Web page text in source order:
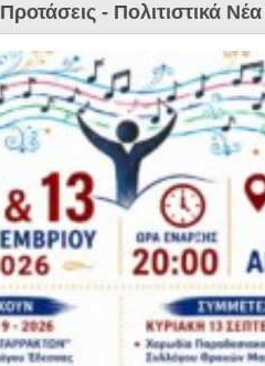
Προτάσεις - Πολιτιστικά Νέα